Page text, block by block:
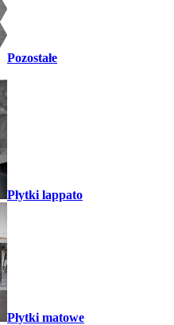
Pozostałe
Płytki lappato
Płytki matowe